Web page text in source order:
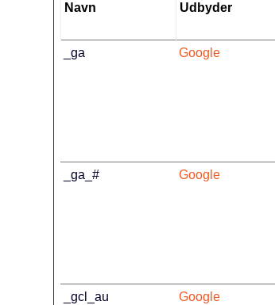
Navn Udbyder
_ga Google
_ga_# Google
_gcl_au Google